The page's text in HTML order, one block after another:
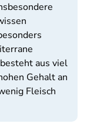
aus viel
Gehalt an
Fleisch